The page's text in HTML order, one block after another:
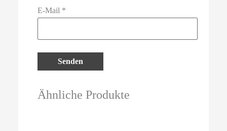
E-Mail *
Ähnliche Produkte